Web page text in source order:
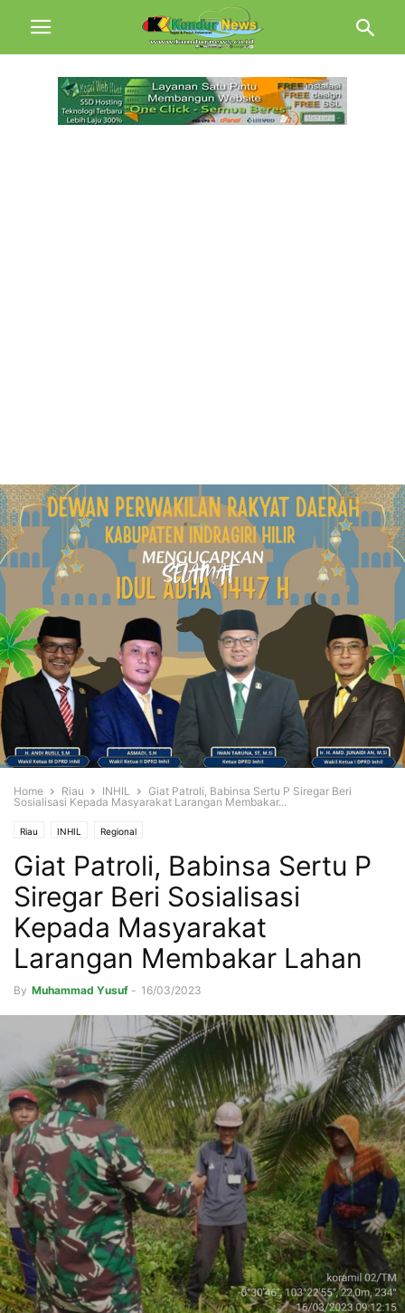
Home Riau INHIL
Giat Patroli, Babinsa Sertu P Siregar Beri
Sosialisasi Kepada Masyarakat Larangan Membakar...
Riau INHIL Regional
Giat Patroli, Babinsa Sertu P
Siregar Beri Sosialisasi
Kepada Masyarakat
Larangan Membakar Lahan
By Muhammad Yusuf - 16/03/2023